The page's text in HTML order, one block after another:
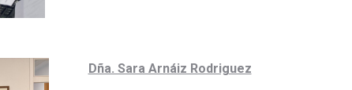
Dña. Sara Arnáiz Rodriguez